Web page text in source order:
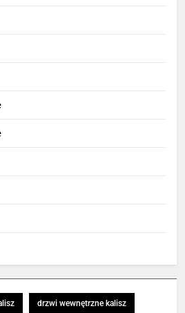
drzwi wewnętrzne kalisz